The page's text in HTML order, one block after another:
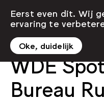
WDE
Bureau
Eerst even dit. Wij
ervaring te
Oke, duidelijk